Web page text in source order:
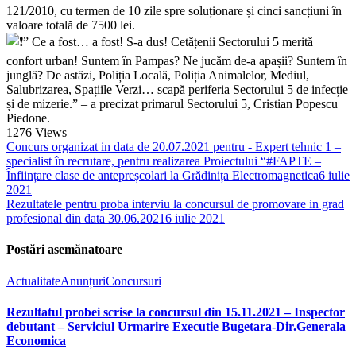
121/2010, cu termen de 10 zile spre soluționare și cinci sancțiuni în
valoare totală de 7500 lei.
” Ce a fost… a fost! S-a dus! Cetățenii Sectorului 5 merită
confort urban! Suntem în Pampas? Ne jucăm de-a apașii? Suntem în
junglă? De astăzi, Poliția Locală, Poliția Animalelor, Mediul,
Salubrizarea, Spațiile Verzi… scapă periferia Sectorului 5 de infecție
și de mizerie.” – a precizat primarul Sectorului 5, Cristian Popescu
Piedone.
1276 Views
Concurs organizat in data de 20.07.2021 pentru - Expert tehnic 1 –
specialist în recrutare, pentru realizarea Proiectului “#FAPTE –
Înființare clase de antepreșcolari la Grădinița Electromagnetica6 iulie
2021
Rezultatele pentru proba interviu la concursul de promovare in grad
profesional din data 30.06.20216 iulie 2021
Postări asemănatoare
ActualitateAnunțuriConcursuri
Rezultatul probei scrise la concursul din 15.11.2021 – Inspector
debutant – Serviciul Urmarire Executie Bugetara-Dir.Generala
Economica